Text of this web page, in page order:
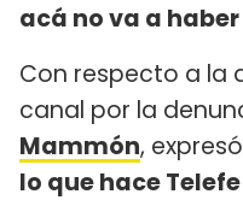
acá no va a
Con respecto a la
canal por la
Mammón,
lo que hace